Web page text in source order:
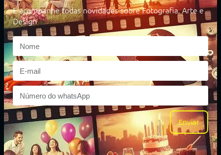
E acompanhe todas novidades sobre Fotografia, Arte e
Design
Enviar